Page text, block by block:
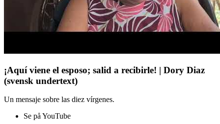
¡Aquí viene el esposo; salid a recibirle! | Dory Diaz
(svensk undertext)
Un mensaje sobre las diez vírgenes.
Se på YouTube